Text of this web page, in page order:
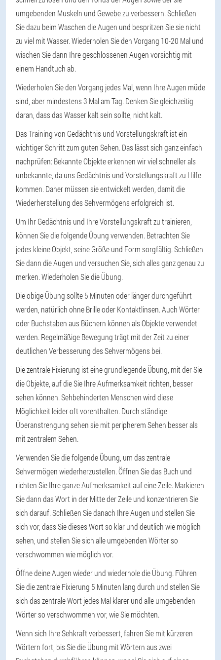
umgebenden Muskeln und Gewebe zu verbessern. Schließen
Sie dazu beim Waschen die Augen und bespritzen Sie sie nicht
zu viel mit Wasser. Wiederholen Sie den Vorgang 10-20 Mal und
wischen Sie dann Ihre geschlossenen Augen vorsichtig mit
einem Handtuch ab.
Wiederholen Sie den Vorgang jedes Mal, wenn Ihre Augen müde
sind, aber mindestens 3 Mal am Tag. Denken Sie gleichzeitig
daran, dass das Wasser kalt sein sollte, nicht kalt.
Das Training von Gedächtnis und Vorstellungskraft ist ein
wichtiger Schritt zum guten Sehen. Das lässt sich ganz einfach
nachprüfen: Bekannte Objekte erkennen wir viel schneller als
unbekannte, da uns Gedächtnis und Vorstellungskraft zu Hilfe
kommen. Daher müssen sie entwickelt werden, damit die
Wiederherstellung des Sehvermögens erfolgreich ist.
Um Ihr Gedächtnis und Ihre Vorstellungskraft zu trainieren,
können Sie die folgende Übung verwenden. Betrachten Sie
jedes kleine Objekt, seine Größe und Form sorgfältig. Schließen
Sie dann die Augen und versuchen Sie, sich alles ganz genau zu
merken. Wiederholen Sie die Übung.
Die obige Übung sollte 5 Minuten oder länger durchgeführt
werden, natürlich ohne Brille oder Kontaktlinsen. Auch Wörter
oder Buchstaben aus Büchern können als Objekte verwendet
werden. Regelmäßige Bewegung trägt mit der Zeit zu einer
deutlichen Verbesserung des Sehvermögens bei.
Die zentrale Fixierung ist eine grundlegende Übung, mit der Sie
die Objekte, auf die Sie Ihre Aufmerksamkeit richten, besser
sehen können. Sehbehinderten Menschen wird diese
Möglichkeit leider oft vorenthalten. Durch ständige
Überanstrengung sehen sie mit peripherem Sehen besser als
mit zentralem Sehen.
Verwenden Sie die folgende Übung, um das zentrale
Sehvermögen wiederherzustellen. Öffnen Sie das Buch und
richten Sie Ihre ganze Aufmerksamkeit auf eine Zeile. Markieren
Sie dann das Wort in der Mitte der Zeile und konzentrieren Sie
sich darauf. Schließen Sie danach Ihre Augen und stellen Sie
sich vor, dass Sie dieses Wort so klar und deutlich wie möglich
sehen, und stellen Sie sich alle umgebenden Wörter so
verschwommen wie möglich vor.
Öffne deine Augen wieder und wiederhole die Übung. Führen
Sie die zentrale Fixierung 5 Minuten lang durch und stellen Sie
sich das zentrale Wort jedes Mal klarer und alle umgebenden
Wörter so verschwommen vor, wie Sie möchten.
Wenn sich Ihre Sehkraft verbessert, fahren Sie mit kürzeren
Wörtern fort, bis Sie die Übung mit Wörtern aus zwei